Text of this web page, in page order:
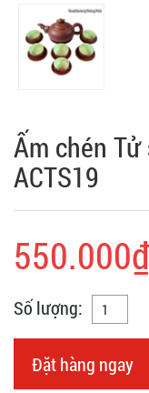
Ấm chén
ACTS19
550.000₫
Số lượng:
Đặt hàng ngay